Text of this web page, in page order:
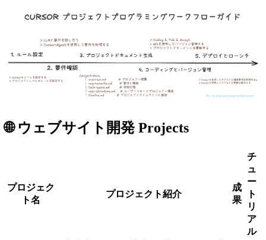
🌐 ウェブサイト開発 Projects
プロジェク
ト名
プロジェクト紹介
成
果
チ
ュ
ー
ト
リ
ア
ル